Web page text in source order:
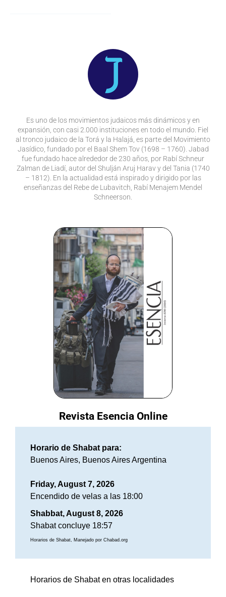
Es uno de los movimientos judaicos más dinámicos y en
expansión, con casi 2.000 instituciones en todo el mundo. Fiel
al tronco judaico de la Torá y la Halajá, es parte del Movimiento
Jasídico, fundado por el Baal Shem Tov (1698 – 1760). Jabad
fue fundado hace alrededor de 230 años, por Rabí Schneur
Zalman de Liadí, autor del Shulján Aruj Harav y del Tania (1740
– 1812). En la actualidad está inspirado y dirigido por las
enseñanzas del Rebe de Lubavitch, Rabí Menajem Mendel
Schneerson.
Revista Esencia Online
Horario de Shabat para:
Buenos Aires, Buenos Aires Argentina
Friday, August 7, 2026
Encendido de velas a las 18:00
Shabbat, August 8, 2026
Shabat concluye 18:57
Horarios de Shabat, Manejado por Chabad.org
Horarios de Shabat en otras localidades